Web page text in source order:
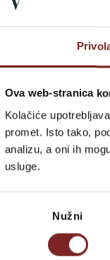
Ova web-stranica
Kolačiće
promet. Isto tako,
analizu, a oni ih
usluge.
Nužni